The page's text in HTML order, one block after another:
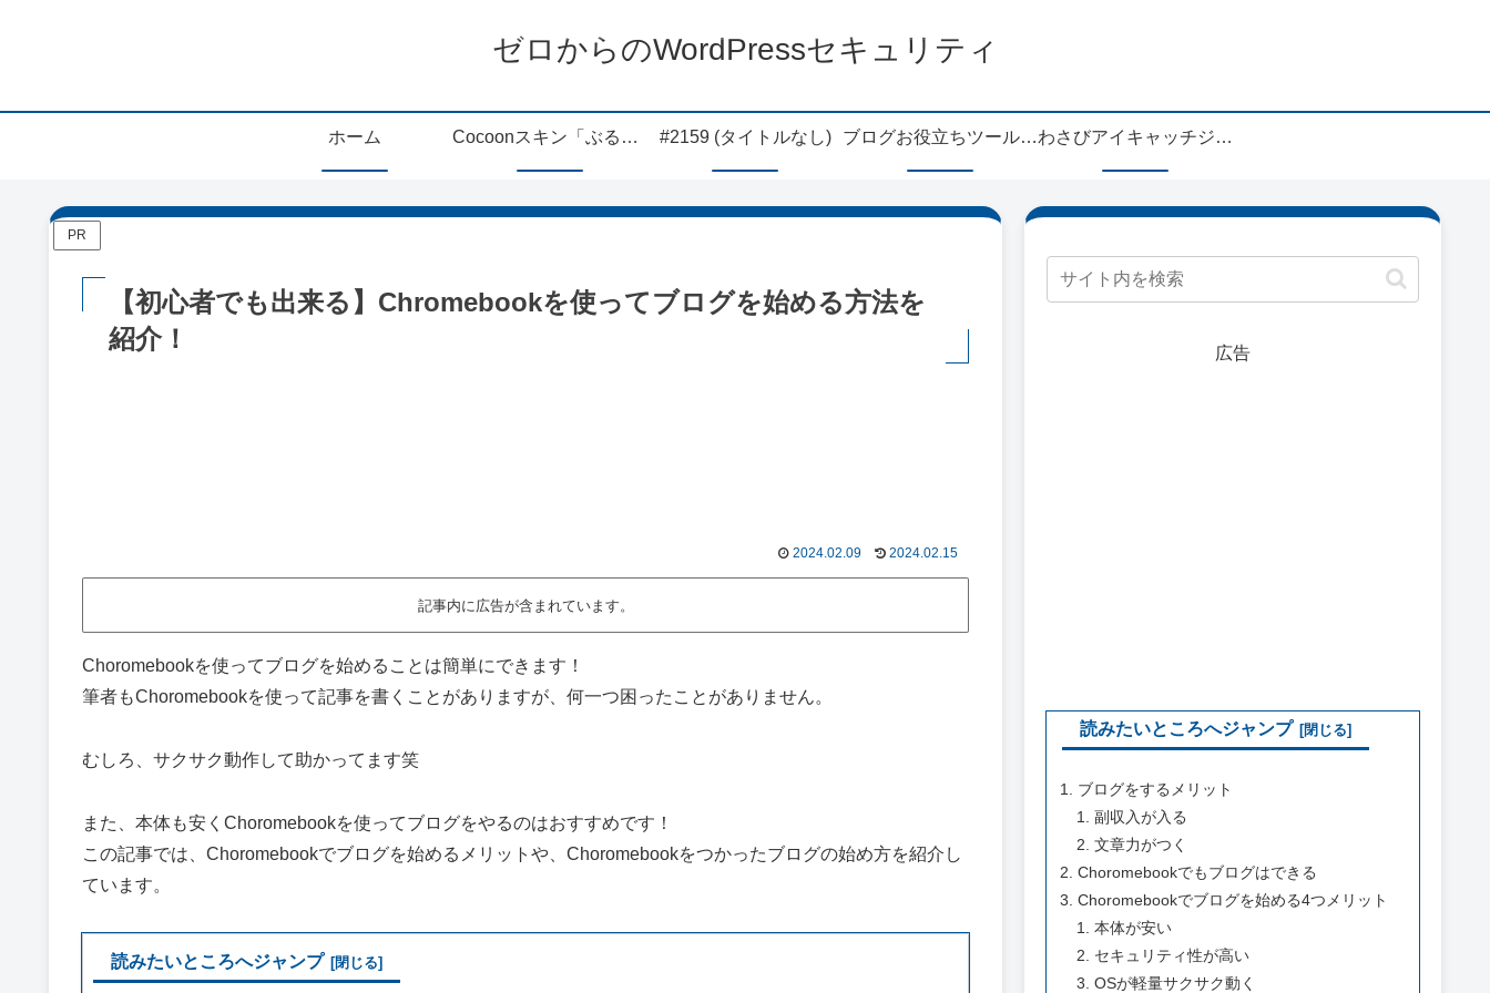
ゼロからのWordPressセキュリティ
ホーム Cocoonスキン「ぶるちょ」 #2159 (タイトルなし) ブログお役立ちツールーわしゃび わさびアイキャッチジェネレーターアップデート情報
PR
【初心者でも出来る】Chromebookを使ってブログを始める方法を
紹介！
2024.02.09 2024.02.15
記事内に広告が含まれています。
Choromebookを使ってブログを始めることは簡単にできます！
筆者もChoromebookを使って記事を書くことがありますが、何一つ困ったことがありません。
むしろ、サクサク動作して助かってます笑
また、本体も安くChoromebookを使ってブログをやるのはおすすめです！
この記事では、Choromebookでブログを始めるメリットや、Choromebookをつかったブログの始め方を紹介し
ています。
読みたいところへジャンプ
広告
読みたいところへジャンプ
ブログをするメリット
副収入が入る
文章力がつく
Choromebookでもブログはできる
Choromebookでブログを始める4つメリット
本体が安い
セキュリティ性が高い
OSが軽量サクサク動く